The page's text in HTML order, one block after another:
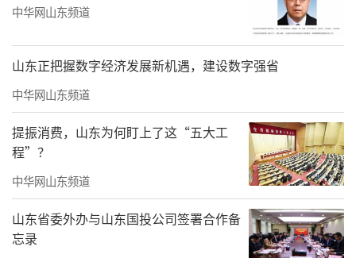
中华网山东频道
山东正把握数字经济发展新机遇，建设数字强省
中华网山东频道
提振消费，山东为何盯上了这“五大工
程”？
中华网山东频道
山东省委外办与山东国投公司签署合作备
忘录